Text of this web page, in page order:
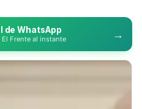
de WhatsApp
Frente al instante →